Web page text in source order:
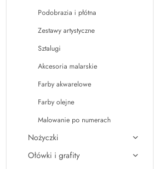
Podobrazia i płótna
Zestawy artystyczne
Sztalugi
Akcesoria malarskie
Farby akwarelowe
Farby olejne
Malowanie po numerach
Nożyczki
Ołówki i grafity